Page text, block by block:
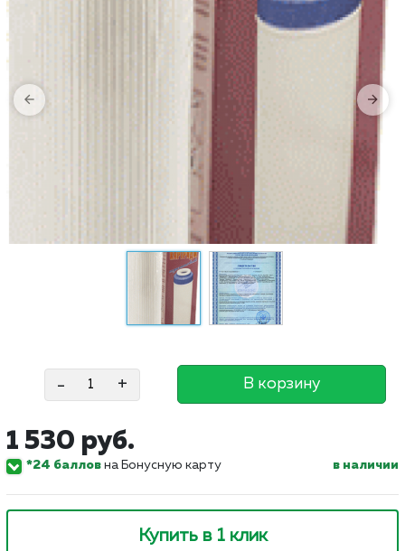
- + В корзину
1 530 руб.
*24 баллов на Бонусную карту в наличии
Купить в 1 клик